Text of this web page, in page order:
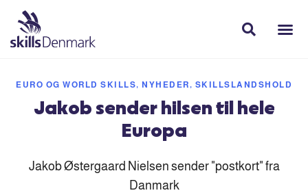
EURO OG WORLD SKILLS, NYHEDER , SKILLSLANDSHOLD
Jakob sender hilsen til hele
Europa
Jakob Østergaard Nielsen sender "postkort" fra
Danmark